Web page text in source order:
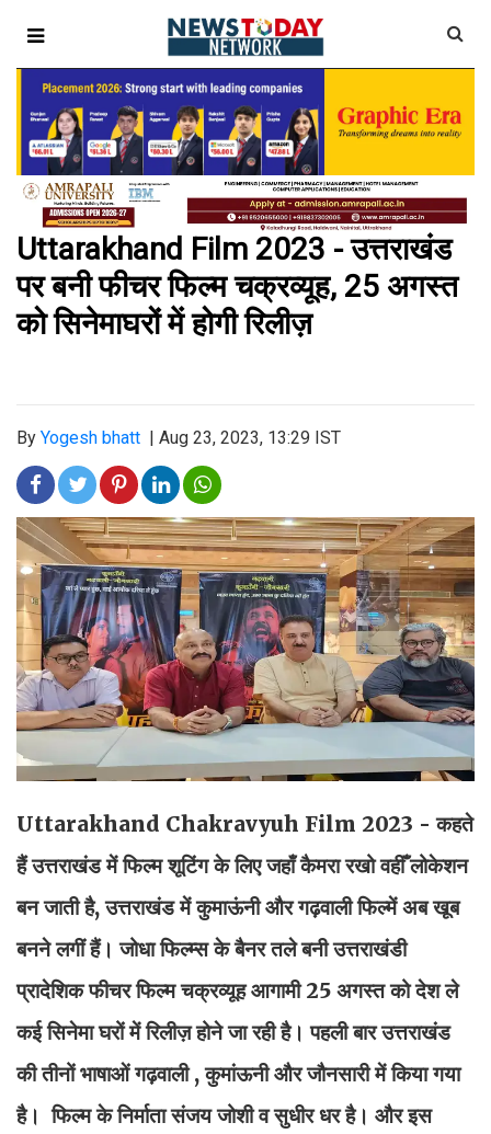
Uttarakhand Film 2023 - उत्तराखंड
पर बनी फीचर फिल्म चक्रव्यूह, 25 अगस्त
को सिनेमाघरों में होगी रिलीज़
By Yogesh bhatt Aug 23, 2023, 13:29 IST
Uttarakhand Chakravyuh Film 2023 - कहते
हैं उत्तराखंड में फिल्म शूटिंग के लिए जहाँ कैमरा रखो वहीँ लोकेशन
बन जाती है, उत्तराखंड में कुमाऊंनी और गढ़वाली फिल्में अब खूब
बनने लगीं हैं। जोधा फिल्म्स के बैनर तले बनी उत्तराखंडी
प्रादेशिक फीचर फिल्म चक्रव्यूह आगामी 25 अगस्त को देश ले
कई सिनेमा घरों में रिलीज़ होने जा रही है। पहली बार उत्तराखंड
की तीनों भाषाओं गढ़वाली , कुमांऊनी और जौनसारी में किया गया
है। फिल्म के निर्माता संजय जोशी व सुधीर धर है। और इस